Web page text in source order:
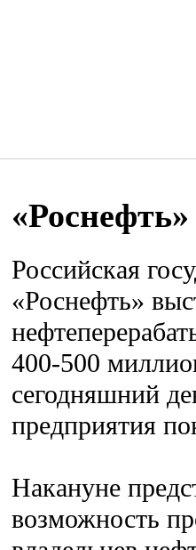
Российская
«Роснефть»
400-500
сегодняшний
предприятия
Накануне
возможность